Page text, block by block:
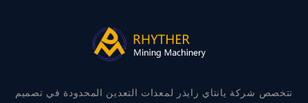
تتخصص شركة يانتاي رايذر لمعدات التعدين المحدودة في تصميم